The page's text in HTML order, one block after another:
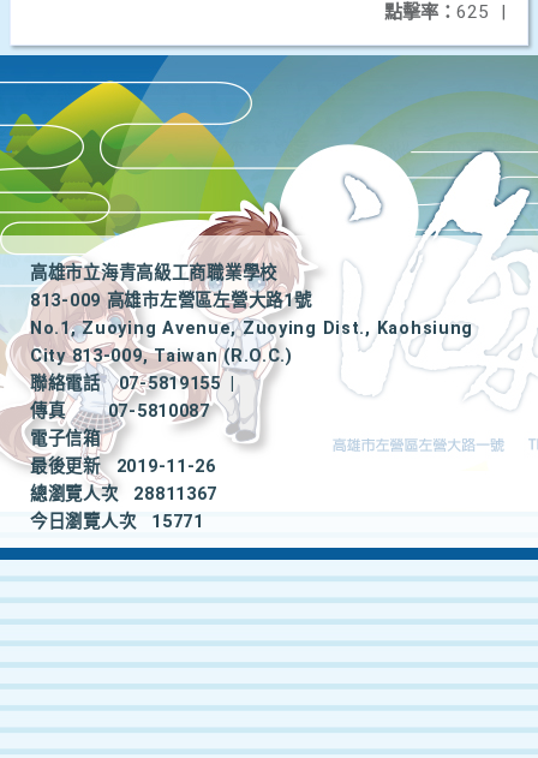
點擊率： 625 |
高雄市立海青高級工商職業學校
813-009 高雄市左營區左營大路1號
No.1, Zuoying Avenue, Zuoying Dist., Kaohsiung
City 813-009, Taiwan (R.O.C.)
聯絡電話
07-5819155
|
傳真
07-5810087
電子信箱
最後更新
2019-11-26
總瀏覽人次
28811367
今日瀏覽人次
15771